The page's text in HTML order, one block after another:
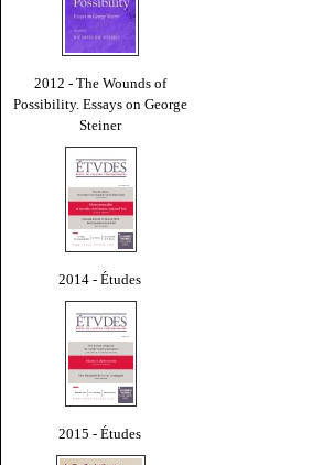
2012 - The Wounds of
Possibility. Essays on George
Steiner
2014 - Études
2015 - Études